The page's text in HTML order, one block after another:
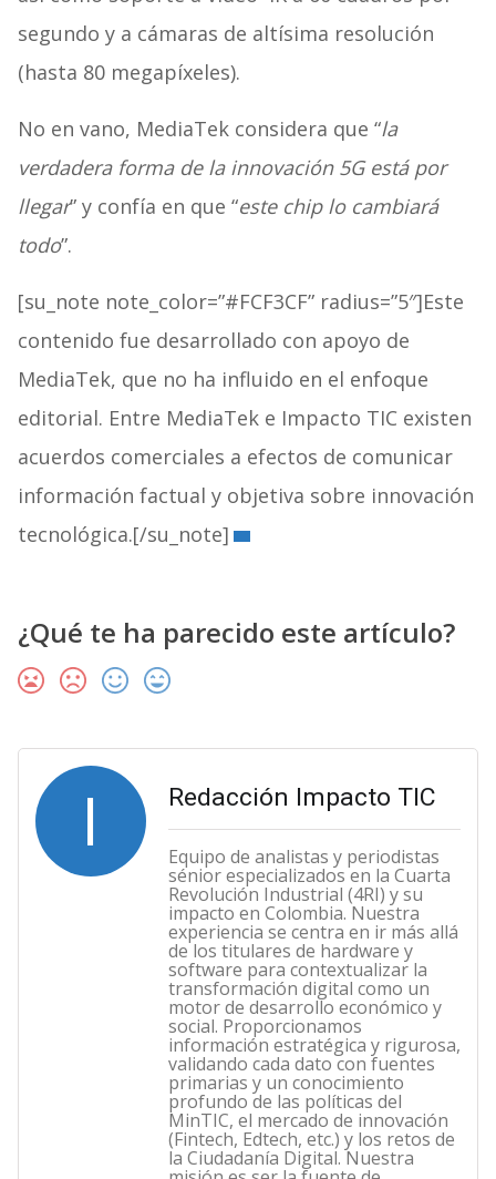
segundo y a cámaras de altísima resolución
(hasta 80 megapíxeles).
No en vano, MediaTek considera que “la
verdadera forma de la innovación 5G está por
llegar” y confía en que “este chip lo cambiará
todo”.
[su_note note_color=”#FCF3CF” radius=”5″]Este
contenido fue desarrollado con apoyo de
MediaTek, que no ha influido en el enfoque
editorial. Entre MediaTek e Impacto TIC existen
acuerdos comerciales a efectos de comunicar
información factual y objetiva sobre innovación
tecnológica.[/su_note]
¿Qué te ha parecido este artículo?
I Redacción Impacto TIC
Equipo de analistas y periodistas
sénior especializados en la Cuarta
Revolución Industrial (4RI) y su
impacto en Colombia. Nuestra
experiencia se centra en ir más allá
de los titulares de hardware y
software para contextualizar la
transformación digital como un
motor de desarrollo económico y
social. Proporcionamos
información estratégica y rigurosa,
validando cada dato con fuentes
primarias y un conocimiento
profundo de las políticas del
MinTIC, el mercado de innovación
(Fintech, Edtech, etc.) y los retos de
la Ciudadanía Digital. Nuestra